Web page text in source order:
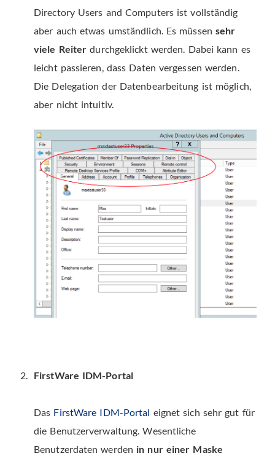
Directory Users and Computers ist vollständig
aber auch etwas umständlich. Es müssen sehr
viele Reiter durchgeklickt werden. Dabei kann es
leicht passieren, dass Daten vergessen werden.
Die Delegation der Datenbearbeitung ist möglich,
aber nicht intuitiv.
FirstWare IDM-Portal
Das FirstWare IDM-Portal eignet sich sehr gut für
die Benutzerverwaltung. Wesentliche
Benutzerdaten werden in nur einer Maske